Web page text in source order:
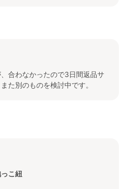
合わなかったので3日間返品サ
た別のものを検討中です。
こ紐